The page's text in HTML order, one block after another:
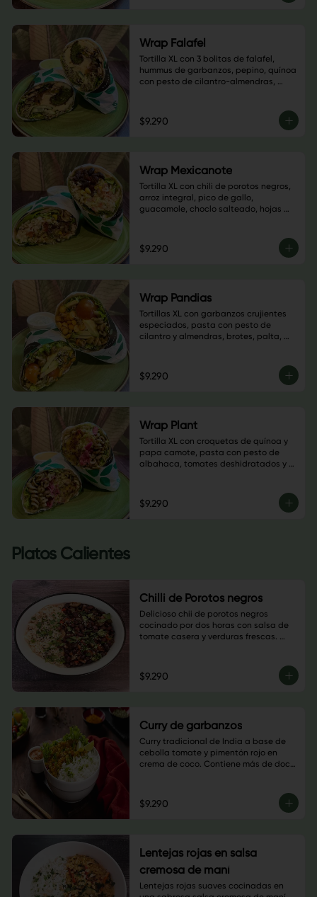
Wrap Falafel
Tortilla XL con 3 bolitas de falafel,
hummus de garbanzos, pepino, quínoa
con pesto de cilantro-almendras,
de hojas verdes y salsa a elección
$9.290
Wrap Mexicanote
Tortilla XL con chili de porotos negros,
arroz integral, pico de gallo,
guacamole, choclo salteado, hojas
$9.290
Wrap Pandias
Tortillas XL con garbanzos crujientes
especiados, pasta con pesto de
cilantro y almendras, brotes, palta,
$9.290
Wrap Plant
Tortilla XL con croquetas de quínoa y
papa camote, pasta con pesto de
albahaca, tomates deshidratados y
morado, almendras laminadas, hojas
verdes y salsa a elección
$9.290
Platos Calientes
Chilli de Porotos negros
Delicioso chii de porotos negros
cocinado por dos horas con salsa de
tomate casera y verduras frescas.
$9.290
Curry de garbanzos
Curry tradicional de India a base de
cebolla tomate y pimentón rojo en
crema de coco. Contiene más de doce
$9.290
Lentejas rojas en salsa
cremosa de maní
Lentejas rojas suaves cocinadas en